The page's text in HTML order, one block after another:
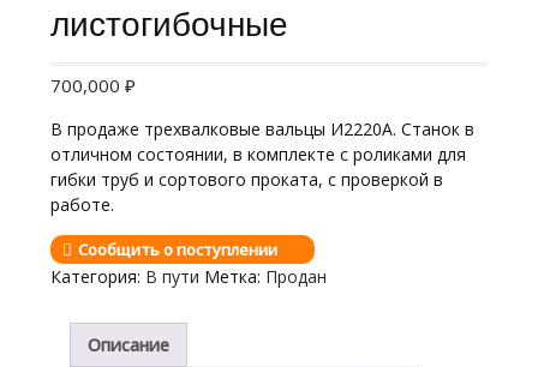
листогибочные
700,000 ₽
В продаже трехвалковые вальцы И2220А. Станок в
отличном состоянии, в комплекте с роликами для
гибки труб и сортового проката, с проверкой в
работе.
Сообщить о поступлении
Категория: В пути Метка: Продан
Описание